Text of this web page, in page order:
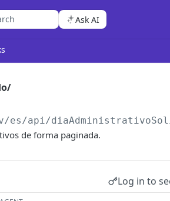
Ask AI
es/api/
de forma paginada.
Log in to